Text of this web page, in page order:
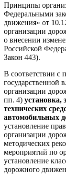
Принципы
Федеральными
движения» от
организации
о внесении
Российской
Закон 443).
В соответствии с
государственной
организации
пп. 4) установка,
технических
автомобильных
установление
организации
методических
мероприятий по
установление
дорожного